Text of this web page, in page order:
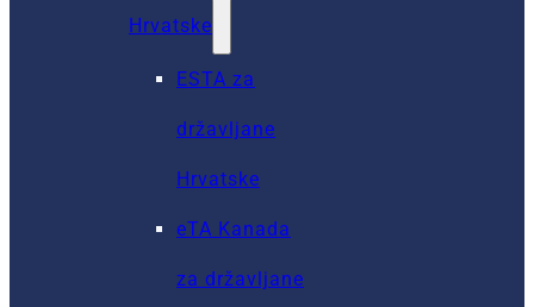
Hrvatske
ESTA za
državljane
Hrvatske
eTA Kanada
za državljane